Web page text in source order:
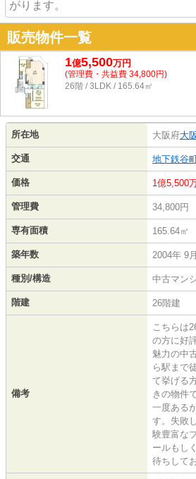
がります。
販売物件一覧
1億5,500万円
(管理費・共益費 34,800円)
26階 / 3LDK / 165.64㎡
所在地 大阪府大
交通 地下鉄谷
価格 1億5,500
管理費 34,800円
専有面積 165.64㎡
築年数 2004年 9
種別/構造 中古マン
階建 26階建
備考
こちらは
の方に好
魅力の中
ら駅まで
て挙げる
きの物件
一度ある
す。失敗
験豊富な
ールもし
待ちして